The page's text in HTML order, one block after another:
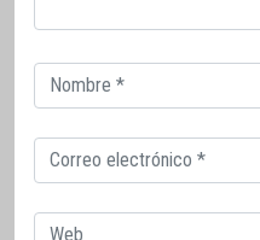
Correo
electrónico
Correo
electrónico
Web